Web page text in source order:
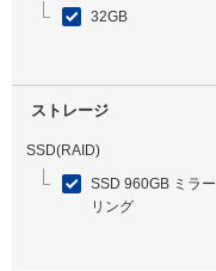
32GB
ストレージ
SSD(RAID)
SSD 960GB ミラー
リング